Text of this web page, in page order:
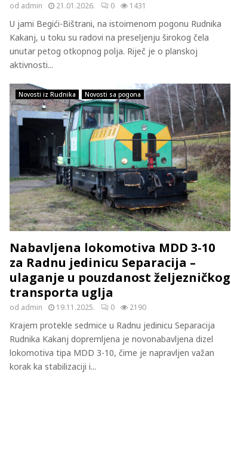
od admin 21.01.2026. 0 1431
U jami Begići-Bištrani, na istoimenom pogonu Rudnika
Kakanj, u toku su radovi na preseljenju širokog čela
unutar petog otkopnog polja. Riječ je o planskoj
aktivnosti...
Novosti iz Rudnika Novosti sa pogona
Nabavljena lokomotiva MDD 3-10
za Radnu jedinicu Separacija –
ulaganje u pouzdanost željezničkog
transporta uglja
od admin 19.11.2025. 0 2190
Krajem protekle sedmice u Radnu jedinicu Separacija
Rudnika Kakanj dopremljena je novonabavljena dizel
lokomotiva tipa MDD 3-10, čime je napravljen važan
korak ka stabilizaciji i...